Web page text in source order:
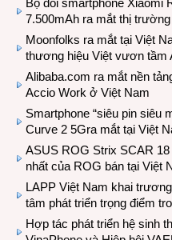
Bộ đôi smartphone Xiaomi
7.500mAh ra mắt thị
Moonfolks ra mắt tại Việt
thương hiệu Việt vươn tầm
Alibaba.com ra mắt nền
Accio Work ở Việt Nam
Smartphone “siêu pin siêu
Curve 2 5Gra mắt tại Việt
ASUS ROG Strix SCAR
nhất của ROG bán tại Việt
LAPP Việt Nam khai
tâm phát triển trọng điểm
Hợp tác phát triển hệ sinh